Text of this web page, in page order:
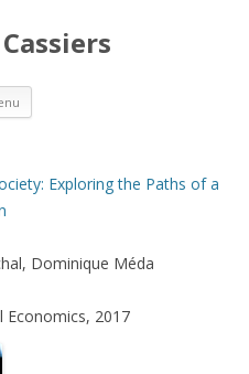
Aller
contenu
Exploring the Paths of a
Dominique Méda
Economics, 2017